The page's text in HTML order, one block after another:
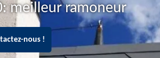
meilleur ramoneur
nous !